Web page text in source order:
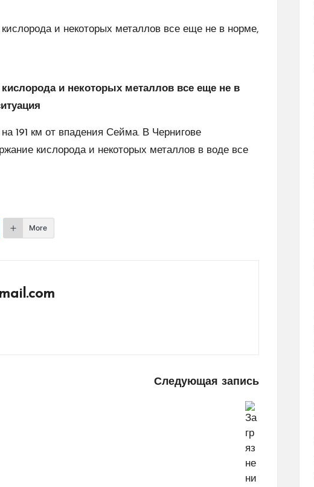
и некоторых металлов все еще не в
191 км от впадения Сейма. В Чернигове
кислорода и некоторых металлов в воде все
More
Следующая запись